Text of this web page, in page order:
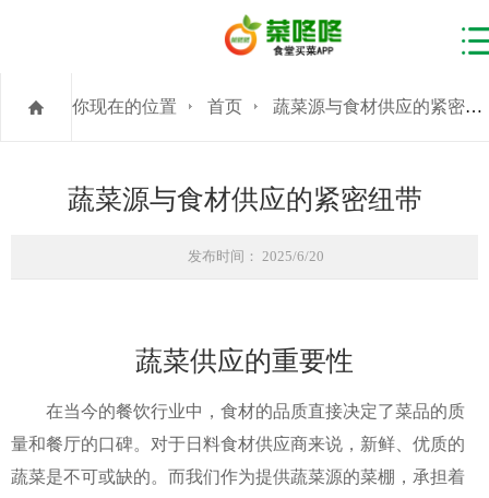
你现在的位置 首页 蔬菜源与食材供应的紧密纽带
蔬菜源与食材供应的紧密纽带
发布时间： 2025/6/20
蔬菜供应的重要性
在当今的餐饮行业中，食材的品质直接决定了菜品的质
量和餐厅的口碑。对于日料食材供应商来说，新鲜、优质的
蔬菜是不可或缺的。而我们作为提供蔬菜源的菜棚，承担着